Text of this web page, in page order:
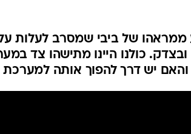
של ביבי שמסרב לעלות
כולנו היינו מתישהו צד
יש דרך להפוך אותה למערכת